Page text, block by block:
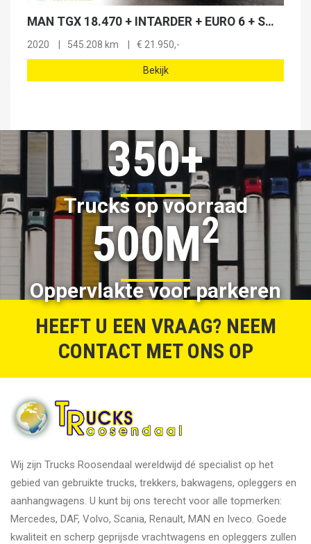
MAN TGX 18.470 + INTARDER + EURO 6 + SMART TACHOGRAPH
2020 545.208 km € 21.950,-
Bekijk
350+
Trucks op voorraad
500M2
Oppervlakte voor parkeren
HEEFT U EEN VRAAG? NEEM
CONTACT MET ONS OP
Wij zijn Trucks Roosendaal wereldwijd dé specialist op het
gebied van gebruikte trucks, trekkers, bakwagens, opleggers en
aanhangwagens. U kunt bij ons terecht voor alle topmerken:
Mercedes, DAF, Volvo, Scania, Renault, MAN en Iveco. Goede
kwaliteit en scherp geprijsde vrachtwagens en opleggers zullen